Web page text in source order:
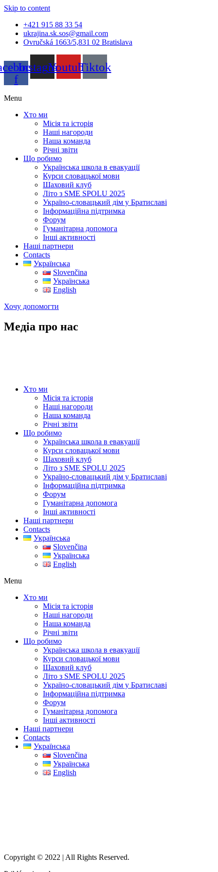
Skip to content
+421 915 88 33 54
ukrajina.sk.sos@gmail.com
Ovručská 1663/5,831 02 Bratislava
f
InstagramYoutubeTiktok
Menu
Хто ми
Місія та історія
Наші нагороди
Наша команда
Річні звіти
Що робимо
Українська школа в евакуації
Курси словацької мови
Шаховий клуб
Літо з SME SPOLU 2025
Україно-словацький дім у Братиславі
Інформаційна підтримка
Форум
Гуманітарна допомога
Інші активності
Наші партнери
Contacts
Українська
Slovenčina
Українська
English
Хочу допомогти
Медіа про нас
Хто ми
Місія та історія
Наші нагороди
Наша команда
Річні звіти
Що робимо
Українська школа в евакуації
Курси словацької мови
Шаховий клуб
Літо з SME SPOLU 2025
Україно-словацький дім у Братиславі
Інформаційна підтримка
Форум
Гуманітарна допомога
Інші активності
Наші партнери
Contacts
Українська
Slovenčina
Українська
English
Menu
Хто ми
Місія та історія
Наші нагороди
Наша команда
Річні звіти
Що робимо
Українська школа в евакуації
Курси словацької мови
Шаховий клуб
Літо з SME SPOLU 2025
Україно-словацький дім у Братиславі
Інформаційна підтримка
Форум
Гуманітарна допомога
Інші активності
Наші партнери
Contacts
Українська
Slovenčina
Українська
English
Copyright © 2022 | All Rights Reserved.